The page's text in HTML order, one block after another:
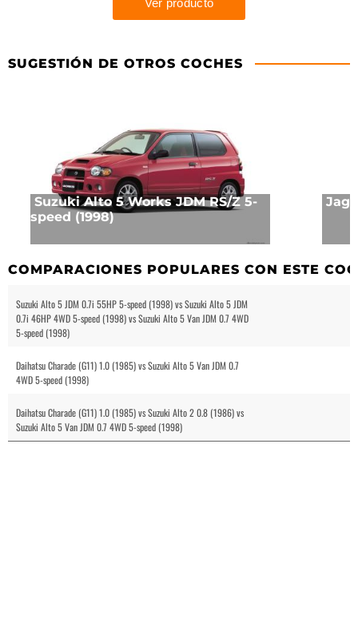
SUGESTIÓN DE OTROS COCHES
Suzuki Alto 5 Works JDM RS/Z 5-
speed (1998)
COMPARACIONES POPULARES CON ESTE
Suzuki Alto 5 JDM 0.7i 55HP 5-speed (1998) vs Suzuki Alto 5 JDM
0.7i 46HP 4WD 5-speed (1998) vs Suzuki Alto 5 Van JDM 0.7 4WD
5-speed (1998)
Daihatsu Charade (G11) 1.0 (1985) vs Suzuki Alto 5 Van JDM 0.7
4WD 5-speed (1998)
Daihatsu Charade (G11) 1.0 (1985) vs Suzuki Alto 2 0.8 (1986) vs
Suzuki Alto 5 Van JDM 0.7 4WD 5-speed (1998)